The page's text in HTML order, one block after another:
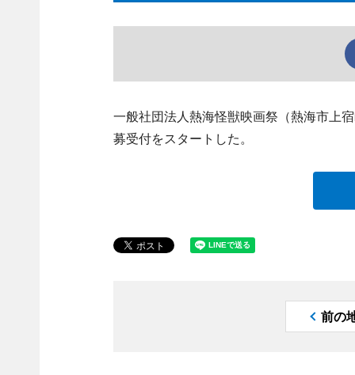
一般社団法人熱海怪獣映画祭（熱海市上
募受付をスタートした。
前の